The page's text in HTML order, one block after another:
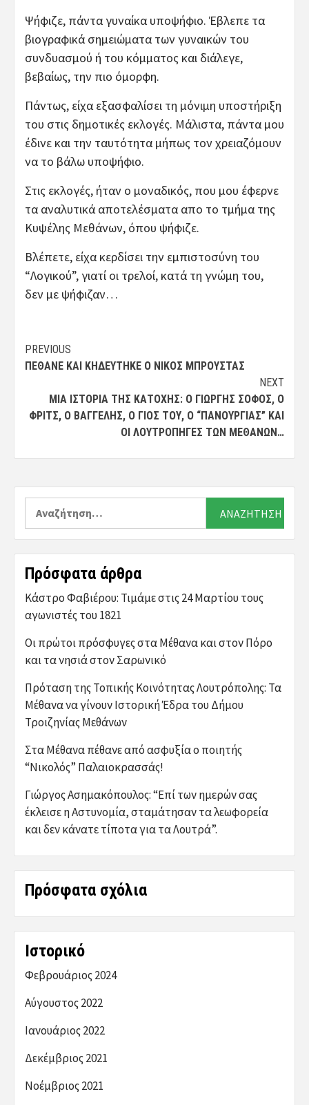
Ψήφιζε, πάντα γυναίκα υποψήφιο. Έβλεπε τα
βιογραφικά σημειώματα των γυναικών του
συνδυασμού ή του κόμματος και διάλεγε,
βεβαίως, την πιο όμορφη.
Πάντως, είχα εξασφαλίσει τη μόνιμη υποστήριξη
του στις δημοτικές εκλογές. Μάλιστα, πάντα μου
έδινε και την ταυτότητα μήπως τον χρειαζόμουν
να το βάλω υποψήφιο.
Στις εκλογές, ήταν ο μοναδικός, που μου έφερνε
τα αναλυτικά αποτελέσματα απο το τμήμα της
Κυψέλης Μεθάνων, όπου ψήφιζε.
Βλέπετε, είχα κερδίσει την εμπιστοσύνη του
“Λογικού”, γιατί οι τρελοί, κατά τη γνώμη του,
δεν με ψήφιζαν…
Post
navigation
PREVIOUS
ΠΈΘΑΝΕ ΚΑΙ ΚΗΔΕΎΤΗΚΕ Ο ΝΊΚΟΣ ΜΠΡΟΎΣΤΑΣ
NEXT
ΜΙΑ ΙΣΤΟΡΊΑ ΤΗΣ ΚΑΤΟΧΉΣ: Ο ΓΙΏΡΓΗΣ ΣΟΦΌΣ, Ο
ΦΡΙΤΣ, Ο ΒΑΓΓΈΛΗΣ, Ο ΓΙΌΣ ΤΟΥ, Ο “ΠΑΝΟΥΡΓΙΆΣ” ΚΑΙ
ΟΙ ΛΟΥΤΡΟΠΗΓΈΣ ΤΩΝ ΜΕΘΆΝΩΝ…
Αναζήτηση
Πρόσφατα άρθρα
Κάστρο Φαβιέρου: Τιμάμε στις 24 Μαρτίου τους
αγωνιστές του 1821
Οι πρώτοι πρόσφυγες στα Μέθανα και στον Πόρο
και τα νησιά στον Σαρωνικό
Πρόταση της Τοπικής Κοινότητας Λουτρόπολης: Τα
Μέθανα να γίνουν Ιστορική Έδρα του Δήμου
Τροιζηνίας Μεθάνων
Στα Μέθανα πέθανε από ασφυξία ο ποιητής
“Νικολός” Παλαιοκρασσάς!
Γιώργος Ασημακόπουλος: “Επί των ημερών σας
έκλεισε η Αστυνομία, σταμάτησαν τα λεωφορεία
και δεν κάνατε τίποτα για τα Λουτρά”.
Πρόσφατα σχόλια
Ιστορικό
Φεβρουάριος 2024
Αύγουστος 2022
Ιανουάριος 2022
Δεκέμβριος 2021
Νοέμβριος 2021